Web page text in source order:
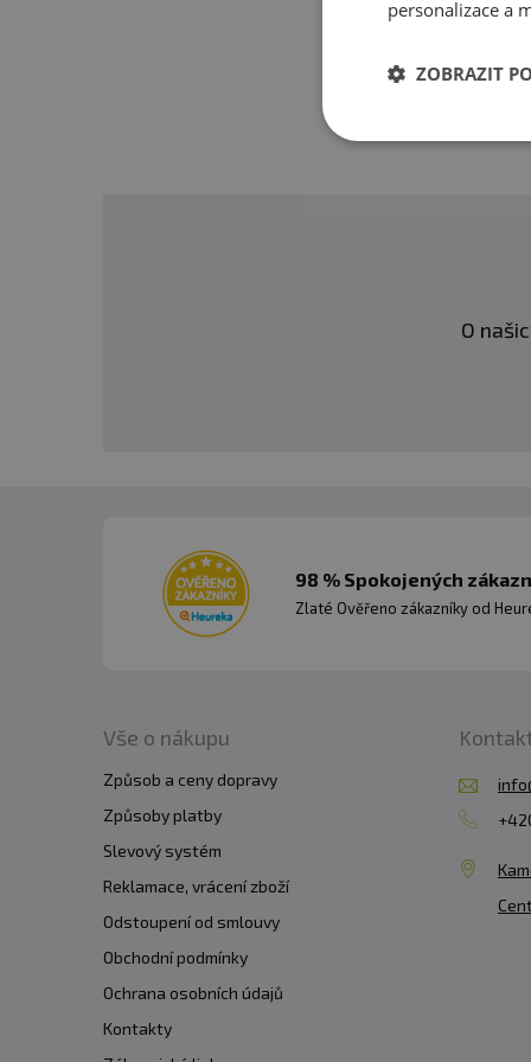
O
98 % Spokojených
Zlaté Ověřeno zákazníky od
Vše o nákupu
Způsob a ceny dopravy
Způsoby platby
Slevový systém
Reklamace, vrácení zboží
Odstoupení od smlouvy
Obchodní podmínky
Ochrana osobních údajů
Kontakty
personalizace a
ZOBRAZIT